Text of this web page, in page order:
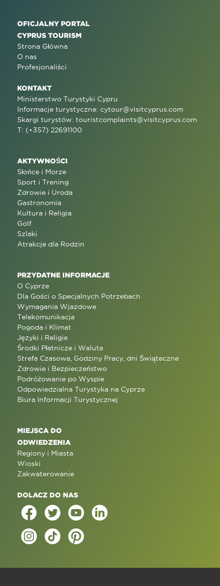
OFICJALNY PORTAL
CYPRUS TOURISM
Strona Główna
O nas
Profesjonaliści
KONTAKT
Ministerstwo Turystyki Cypru
Informacje turystyczne: cytour@visitcyprus.com
Skargi turystów: touristcomplaints@visitcyprus.com
T: (+357) 22691100
AKTYWNOŚCI
Słońce i Morze
Sport i Trening
Zdrowie i Uroda
Gastronomia
Kultura i Religia
Golf
Szlaki
Atrakcje dla Rodzin
PRZYDATNE INFORMACJE
O Cyprze
Dla Gości o Specjalnych Potrzebach
Wymagania Wjazdowe
Telekomunikacja
Pogoda i Klimat
Języki i Religie
Środki Płatnicze i Waluta
Strefa Czasowa, Godziny Pracy, dni Świąteczne
Zdrowie i Bezpieczeństwo
Podróżowanie po Wyspie
Odpowiedzialna Turystyka na Cyprze
Biura Informacji Turystycznej
MIEJSCA DO
ODWIEDZENIA
Regiony i Miasta
Wioski
Zakwaterowanie
DOLACZ DO NAS